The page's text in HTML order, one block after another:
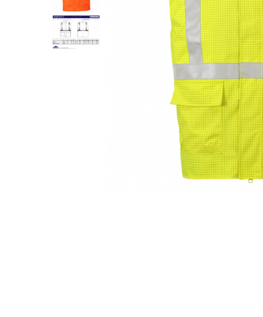
Pixuri plastic personalizate
Pixuri metalice personalizate
Pixuri ecologice personalizate